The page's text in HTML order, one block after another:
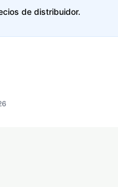
de distribuidor.